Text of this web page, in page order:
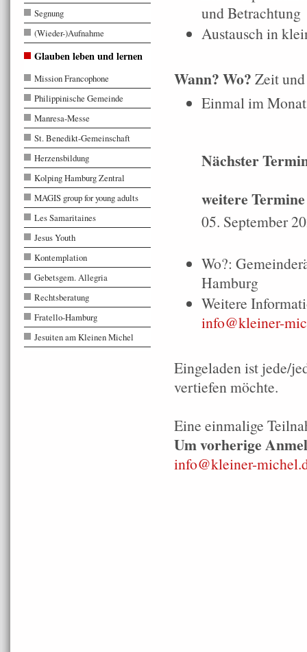
und Betrachtung
Austausch in
Wann? Wo? Zeit
Einmal im
Nächster
weitere
05. September
Wo?:
Hamburg
Weitere
info@kleiner-
Eingeladen ist jede/
vertiefen möchte.
Eine einmalige
Um vorherige
info@kleiner-
Segnung
(Wieder-)Aufnahme
Glauben leben und lernen
Mission Francophone
Philippinische Gemeinde
Manresa-Messe
St. Benedikt-Gemeinschaft
Herzensbildung
Kolping Hamburg Zentral
MAGIS group for young adults
Les Samaritaines
Jesus Youth
Kontemplation
Gebetsgem. Allegria
Rechtsberatung
Fratello-Hamburg
Jesuiten am Kleinen Michel